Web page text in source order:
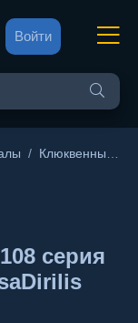
Войти
/ Клюквенный щербет
серия